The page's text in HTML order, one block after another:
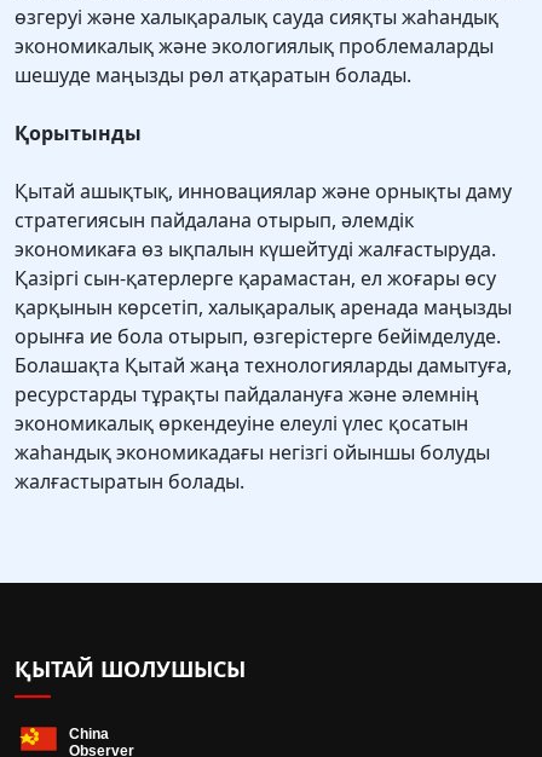
өзгеруі және халықаралық сауда сияқты жаһандық
экономикалық және экологиялық проблемаларды
шешуде маңызды рөл атқаратын болады.
Қорытынды
Қытай ашықтық, инновациялар және орнықты даму
стратегиясын пайдалана отырып, әлемдік
экономикаға өз ықпалын күшейтуді жалғастыруда.
Қазіргі сын-қатерлерге қарамастан, ел жоғары өсу
қарқынын көрсетіп, халықаралық аренада маңызды
орынға ие бола отырып, өзгерістерге бейімделуде.
Болашақта Қытай жаңа технологияларды дамытуға,
ресурстарды тұрақты пайдалануға және әлемнің
экономикалық өркендеуіне елеулі үлес қосатын
жаһандық экономикадағы негізгі ойыншы болуды
жалғастыратын болады.
ҚЫТАЙ ШОЛУШЫСЫ